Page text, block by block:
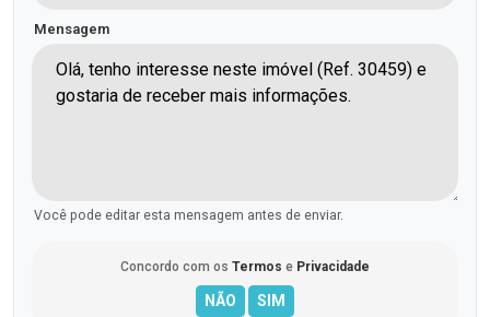
Mensagem
Você pode editar esta mensagem antes de enviar.
Concordo com os Termos e Privacidade